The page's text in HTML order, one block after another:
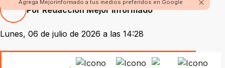
Agrega Mejorinformado a tus medios preferidos en Google
Por Redacción Mejor Informado
Lunes, 06 de julio de 2026 a las 14:28